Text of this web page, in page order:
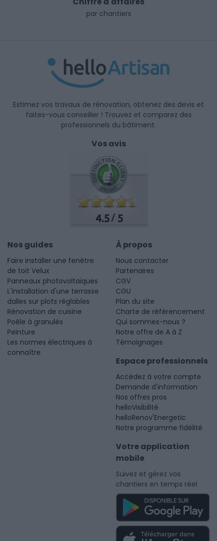
par chantiers
Estimez vos travaux de rénovation, obtenez des devis et
faites-vous conseiller ! Trouvez et comparez des
professionnels du bâtiment.
Vos avis
4.5 /5
Nos guides
Faire installer une fenêtre
de toit Velux
Panneaux photovoltaïques
L'installation d'une terrasse
dalles sur plots réglables
Rénovation de cuisine
Poêle à granulés
Peinture
Les normes électriques à
connaître
À propos
Nous contacter
Partenaires
CGV
CGU
Plan du site
Charte de référencement
Qui sommes-nous ?
Notre offre de A à Z
Témoignages
Espace professionnels
Accédez à votre compte
Demande d'information
Nos offres pros
helloVisibilité
helloRenov'Energetic
Notre programme fidélité
Votre application
mobile
Suivez et gérez vos
chantiers en temps réel